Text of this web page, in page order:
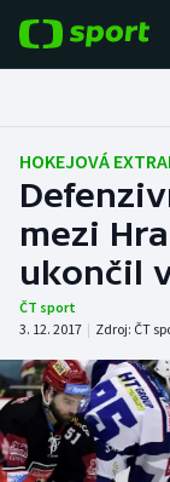
Fotbal
Hokej
Tenis
Atletika
Cyklistika
DALŠÍ SPORTY
HOKEJOVÁ
mezi
ukončil
ČT sport
3. 12. 2017 | Zdroj: ČT